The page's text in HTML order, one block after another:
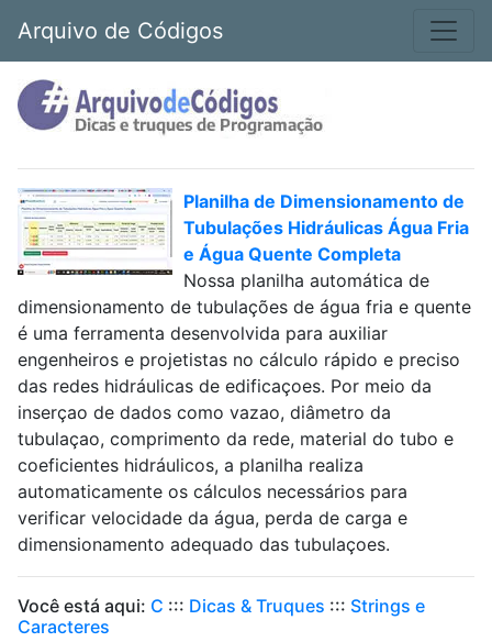
Arquivo de Códigos
Planilha de Dimensionamento de
Tubulações Hidráulicas Água Fria
e Água Quente Completa
Nossa planilha automática de
dimensionamento de tubulações de água fria e quente
é uma ferramenta desenvolvida para auxiliar
engenheiros e projetistas no cálculo rápido e preciso
das redes hidráulicas de edificaçoes. Por meio da
inserçao de dados como vazao, diâmetro da
tubulaçao, comprimento da rede, material do tubo e
coeficientes hidráulicos, a planilha realiza
automaticamente os cálculos necessários para
verificar velocidade da água, perda de carga e
dimensionamento adequado das tubulaçoes.
Você está aqui: C ::: Dicas & Truques ::: Strings e
Caracteres